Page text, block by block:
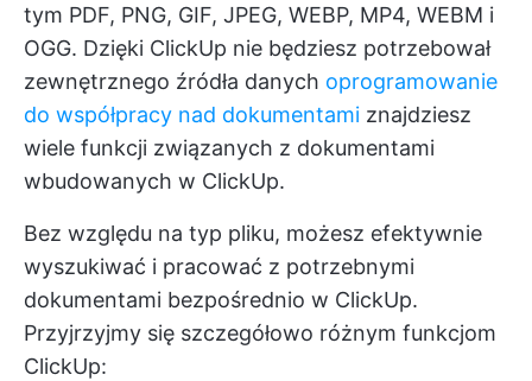
tym PDF, PNG, GIF, JPEG, WEBP, MP4, WEBM i
OGG. Dzięki ClickUp nie będziesz potrzebował
zewnętrznego źródła danych oprogramowanie
do współpracy nad dokumentami znajdziesz
wiele funkcji związanych z dokumentami
wbudowanych w ClickUp.
Bez względu na typ pliku, możesz efektywnie
wyszukiwać i pracować z potrzebnymi
dokumentami bezpośrednio w ClickUp.
Przyjrzyjmy się szczegółowo różnym funkcjom
ClickUp: